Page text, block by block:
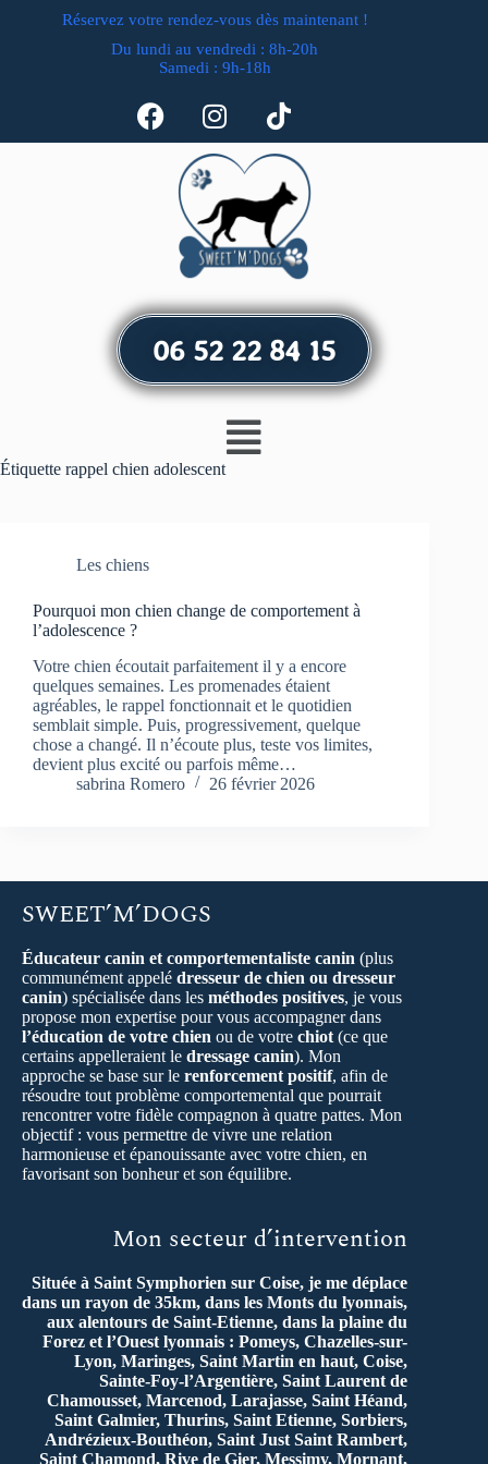
Réservez votre rendez-vous dès maintenant !
Du lundi au vendredi : 8h-20h
Samedi : 9h-18h
06 52 22 84 15
Étiquette rappel chien adolescent
Les chiens
Pourquoi mon chien change de comportement à
l’adolescence ?
Votre chien écoutait parfaitement il y a encore
quelques semaines. Les promenades étaient
agréables, le rappel fonctionnait et le quotidien
semblait simple. Puis, progressivement, quelque
chose a changé. Il n’écoute plus, teste vos limites,
devient plus excité ou parfois même…
sabrina Romero
26 février 2026
SWEET’M’DOGS
Éducateur canin et comportementaliste canin (plus
communément appelé dresseur de chien ou dresseur
canin) spécialisée dans les méthodes positives, je vous
propose mon expertise pour vous accompagner dans
l’éducation de votre chien ou de votre chiot (ce que
certains appelleraient le dressage canin). Mon
approche se base sur le renforcement positif, afin de
résoudre tout problème comportemental que pourrait
rencontrer votre fidèle compagnon à quatre pattes. Mon
objectif : vous permettre de vivre une relation
harmonieuse et épanouissante avec votre chien, en
favorisant son bonheur et son équilibre.
Mon secteur d’intervention
Située à Saint Symphorien sur Coise, je me déplace
dans un rayon de 35km, dans les Monts du lyonnais,
aux alentours de Saint-Etienne, dans la plaine du
Forez et l’Ouest lyonnais : Pomeys, Chazelles-sur-
Lyon, Maringes, Saint Martin en haut, Coise,
Sainte-Foy-l’Argentière, Saint Laurent de
Chamousset, Marcenod, Larajasse, Saint Héand,
Saint Galmier, Thurins, Saint Etienne, Sorbiers,
Andrézieux-Bouthéon, Saint Just Saint Rambert,
Saint Chamond, Rive de Gier, Messimy, Mornant,